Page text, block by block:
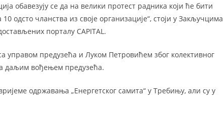
обавезују се да на велики протест радника који ће бити
одсто чланства из своје организације“, стоји у Закључцима
порталу CAPITAL.
управом предузећа и Луком Петровићем због колективног
даљим вођењем предузећа.
одржавања „Енергетског самита“ у Требињу, али су у